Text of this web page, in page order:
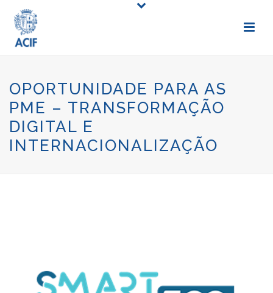
OPORTUNIDADE PARA AS
PME – TRANSFORMAÇÃO
DIGITAL E
INTERNACIONALIZAÇÃO